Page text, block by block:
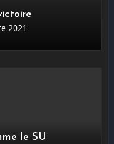
2021
le SU